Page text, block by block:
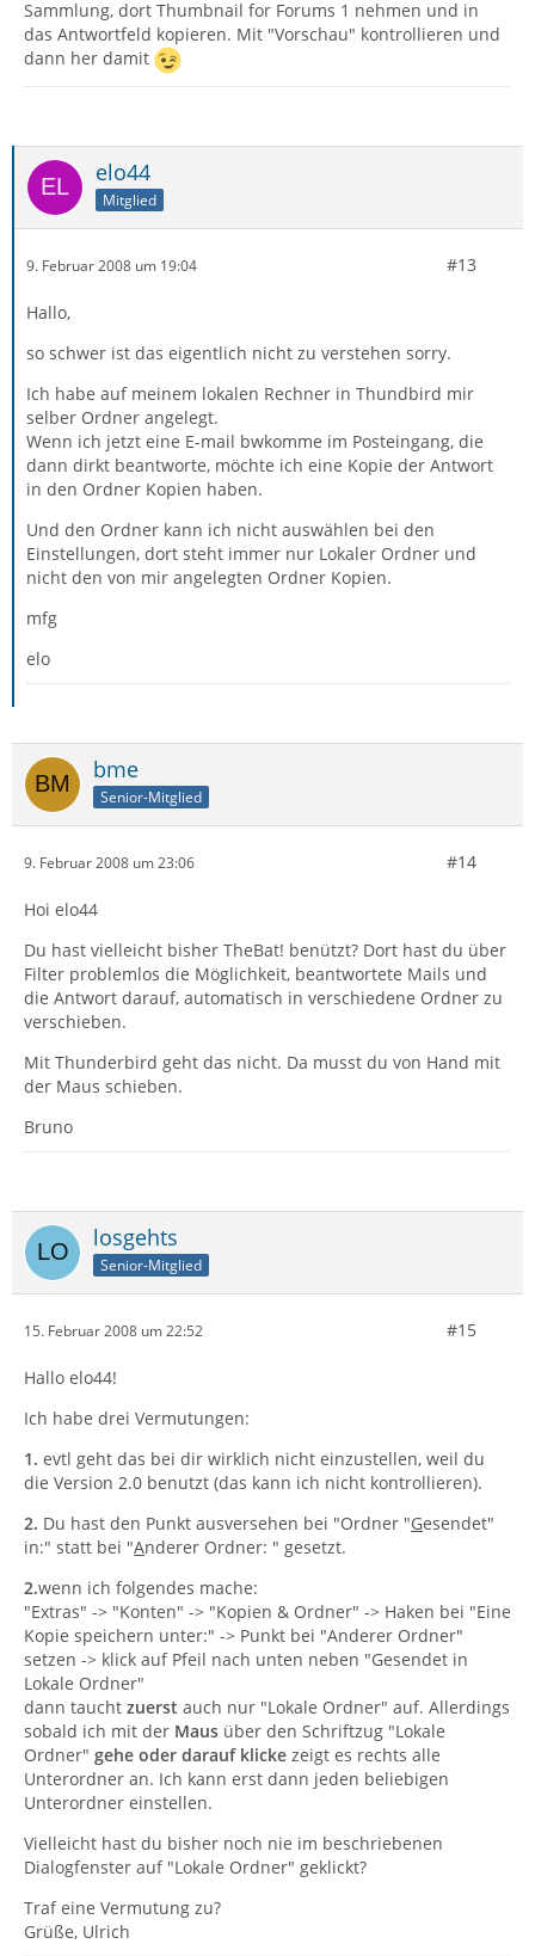
Sammlung, dort Thumbnail for Forums 1 nehmen und in
das Antwortfeld kopieren. Mit "Vorschau" kontrollieren und
dann her damit
elo44
Mitglied
9. Februar 2008 um 19:04 #13
Hallo,
so schwer ist das eigentlich nicht zu verstehen sorry.
Ich habe auf meinem lokalen Rechner in Thundbird mir
selber Ordner angelegt.
Wenn ich jetzt eine E-mail bwkomme im Posteingang, die
dann dirkt beantworte, möchte ich eine Kopie der Antwort
in den Ordner Kopien haben.
Und den Ordner kann ich nicht auswählen bei den
Einstellungen, dort steht immer nur Lokaler Ordner und
nicht den von mir angelegten Ordner Kopien.
mfg
elo
bme
Senior-Mitglied
9. Februar 2008 um 23:06 #14
Hoi elo44
Du hast vielleicht bisher TheBat! benützt? Dort hast du über
Filter problemlos die Möglichkeit, beantwortete Mails und
die Antwort darauf, automatisch in verschiedene Ordner zu
verschieben.
Mit Thunderbird geht das nicht. Da musst du von Hand mit
der Maus schieben.
Bruno
losgehts
Senior-Mitglied
15. Februar 2008 um 22:52 #15
Hallo elo44!
Ich habe drei Vermutungen:
1. evtl geht das bei dir wirklich nicht einzustellen, weil du
die Version 2.0 benutzt (das kann ich nicht kontrollieren).
2. Du hast den Punkt ausversehen bei "Ordner "Gesendet"
in:" statt bei "Anderer Ordner: " gesetzt.
2.wenn ich folgendes mache:
"Extras" -> "Konten" -> "Kopien & Ordner" -> Haken bei "Eine
Kopie speichern unter:" -> Punkt bei "Anderer Ordner"
setzen -> klick auf Pfeil nach unten neben "Gesendet in
Lokale Ordner"
dann taucht zuerst auch nur "Lokale Ordner" auf. Allerdings
sobald ich mit der Maus über den Schriftzug "Lokale
Ordner" gehe oder darauf klicke zeigt es rechts alle
Unterordner an. Ich kann erst dann jeden beliebigen
Unterordner einstellen.
Vielleicht hast du bisher noch nie im beschriebenen
Dialogfenster auf "Lokale Ordner" geklickt?
Traf eine Vermutung zu?
Grüße, Ulrich